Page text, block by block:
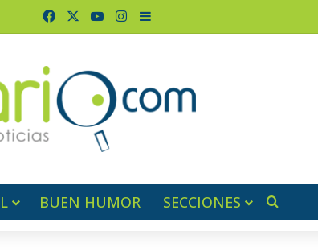
FacebookYouTubeInstagram
Barra lateral
BUEN HUMOR SECCIONES